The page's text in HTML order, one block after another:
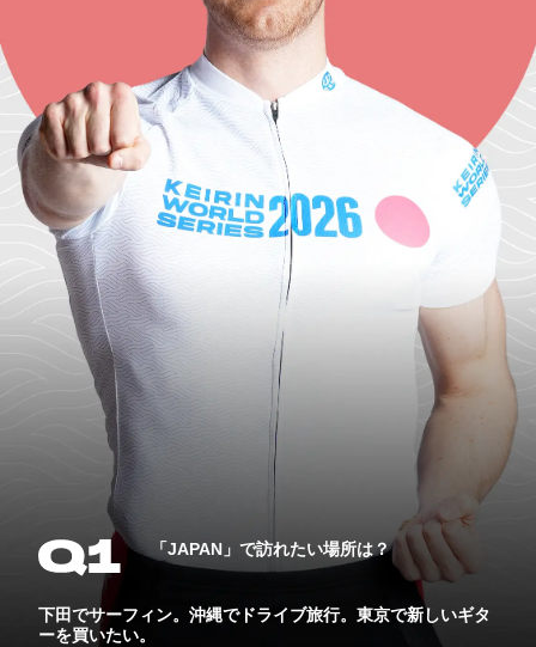
「JAPAN」で訪れたい場所は？
下田でサーフィン。沖縄でドライブ旅行。東京で新しいギタ
ーを買いたい。